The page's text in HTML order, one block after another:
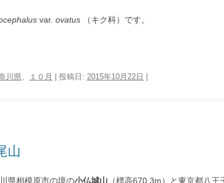
var. ovatus （キク科）です。
川県、 １０月 | 投稿日: 2015年10月22日
山
県相模原市の境の小仏城山 （標高670.3m）と東京都八王